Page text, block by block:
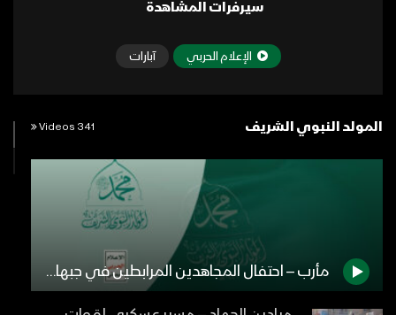
سيرفرات المشاهدة
الإعلام الحربي آبارات
المولد النبوي الشريف 341 Videos
مأرب – احتفال المجاهدين المرابطين في جبهات مأرب بمناسبة المولد النبوي الشريف 1446هـ